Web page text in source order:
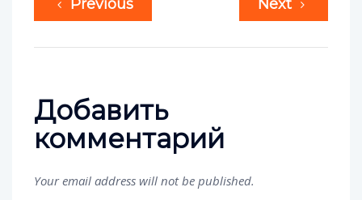
Previous Next
Добавить
комментарий
Your email address will not be published.